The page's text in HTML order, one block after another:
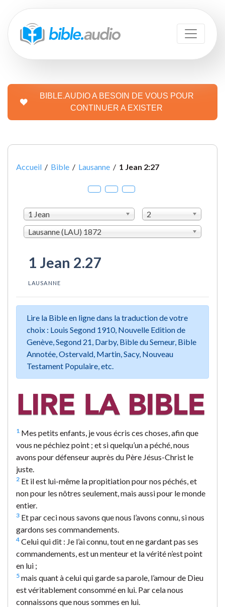
BIBLE.AUDIO A BESOIN DE VOUS POUR
CONTINUER A EXISTER
Accueil / Bible / Lausanne / 1 Jean 2:27
1 Jean
2
Lausanne (LAU) 1872
1 Jean 2.27
LAUSANNE
Lire la Bible en ligne dans la traduction de votre
choix : Louis Segond 1910, Nouvelle Edition de
Genève, Segond 21, Darby, Bible du Semeur, Bible
Annotée, Ostervald, Martin, Sacy, Nouveau
Testament Populaire, etc.
1 Mes petits enfants, je vous écris ces choses, afin que
vous ne péchiez point ; et si quelqu’un a péché, nous
avons pour défenseur auprès du Père Jésus-Christ le
juste.
2 Et il est lui-même la propitiation pour nos péchés, et
non pour les nôtres seulement, mais aussi pour le monde
entier.
3 Et par ceci nous savons que nous l’avons connu, si nous
gardons ses commandements.
4 Celui qui dit : Je l’ai connu, tout en ne gardant pas ses
commandements, est un menteur et la vérité n’est point
en lui ;
5 mais quant à celui qui garde sa parole, l’amour de Dieu
est véritablement consommé en lui. Par cela nous
connaissons que nous sommes en lui.